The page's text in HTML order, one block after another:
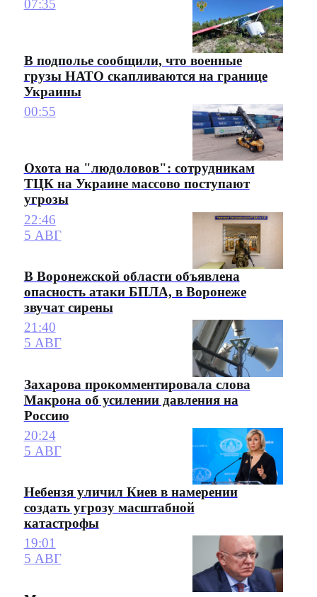
07:35
В подполье сообщили, что военные
грузы НАТО скапливаются на границе
Украины
00:55
Охота на "людоловов": сотрудникам
ТЦК на Украине массово поступают
угрозы
22:46
5 АВГ
В Воронежской области объявлена
опасность атаки БПЛА, в Воронеже
звучат сирены
21:40
5 АВГ
Захарова прокомментировала слова
Макрона об усилении давления на
Россию
20:24
5 АВГ
Небензя уличил Киев в намерении
создать угрозу масштабной
катастрофы
19:01
5 АВГ